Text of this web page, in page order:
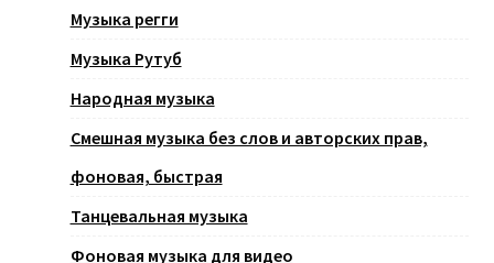
Музыка регги
Музыка Рутуб
Народная музыка
Смешная музыка без слов и авторских прав,
фоновая, быстрая
Танцевальная музыка
Фоновая музыка для видео